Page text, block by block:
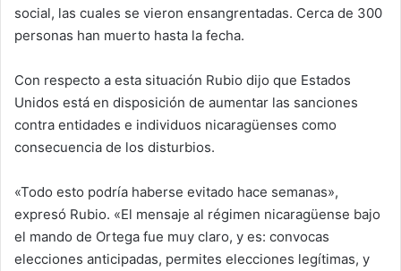
social, las cuales se vieron ensangrentadas. Cerca de 300
personas han muerto hasta la fecha.
Con respecto a esta situación Rubio dijo que Estados
Unidos está en disposición de aumentar las sanciones
contra entidades e individuos nicaragüenses como
consecuencia de los disturbios.
«Todo esto podría haberse evitado hace semanas»,
expresó Rubio. «El mensaje al régimen nicaragüense bajo
el mando de Ortega fue muy claro, y es: convocas
elecciones anticipadas, permites elecciones legítimas, y